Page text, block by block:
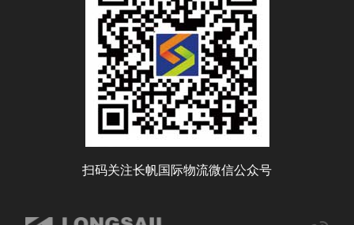
扫码关注长帆国际物流微信公众号